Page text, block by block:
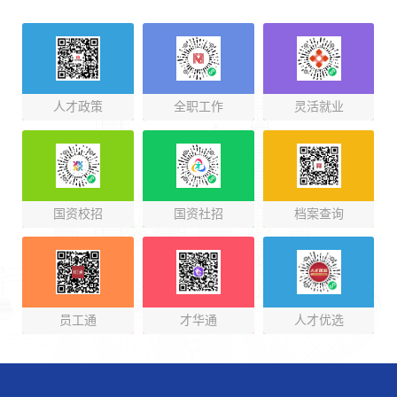
人才政策 全职工作 灵活就业
国资校招 国资社招 档案查询
员工通 才华通 人才优选